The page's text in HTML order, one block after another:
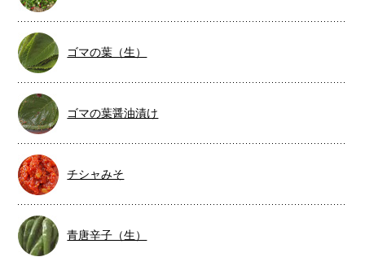
ゴマの葉（生）
ゴマの葉醤油漬け
チシャみそ
青唐辛子（生）